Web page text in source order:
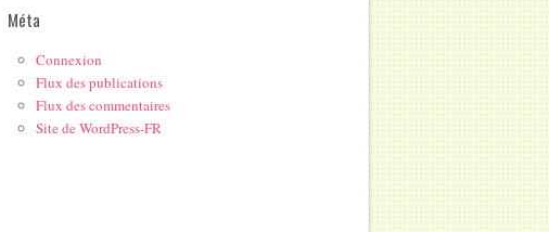
Méta
Connexion
Flux des publications
Flux des commentaires
Site de WordPress-FR